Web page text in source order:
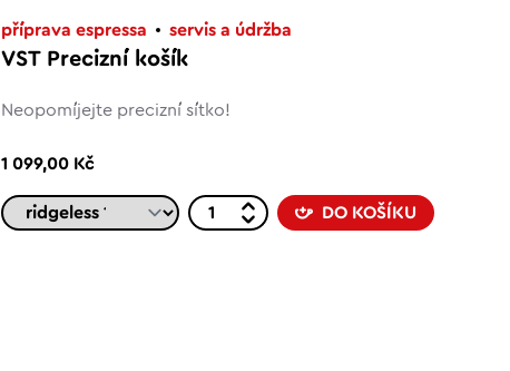
příprava espressa servis a údržba
VST Precizní košík
Neopomíjejte precizní sítko!
1 099,00 Kč
DO KOŠÍKU